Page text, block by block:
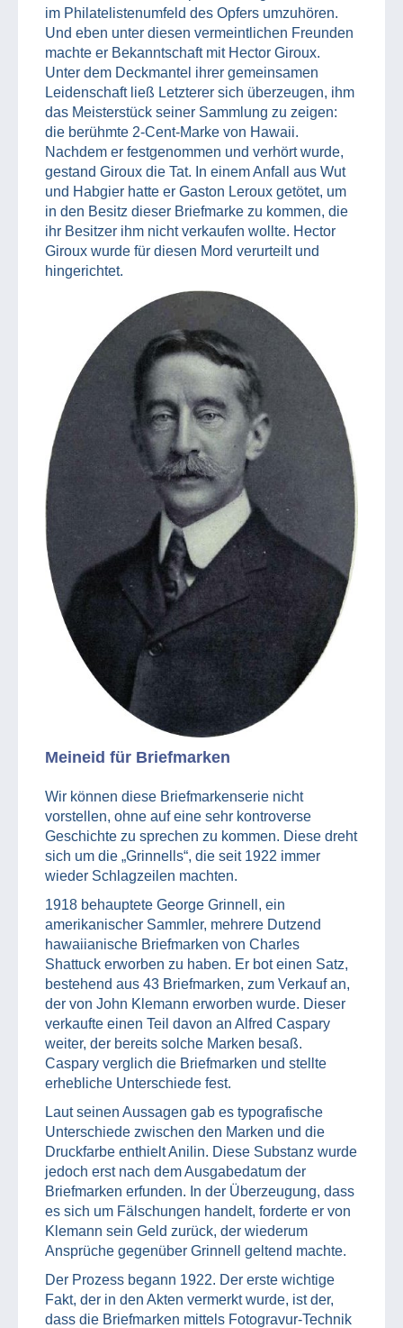
im Philatelistenumfeld des Opfers umzuhören.
Und eben unter diesen vermeintlichen Freunden
machte er Bekanntschaft mit Hector Giroux.
Unter dem Deckmantel ihrer gemeinsamen
Leidenschaft ließ Letzterer sich überzeugen, ihm
das Meisterstück seiner Sammlung zu zeigen:
die berühmte 2-Cent-Marke von Hawaii.
Nachdem er festgenommen und verhört wurde,
gestand Giroux die Tat. In einem Anfall aus Wut
und Habgier hatte er Gaston Leroux getötet, um
in den Besitz dieser Briefmarke zu kommen, die
ihr Besitzer ihm nicht verkaufen wollte. Hector
Giroux wurde für diesen Mord verurteilt und
hingerichtet.
Meineid für Briefmarken
Wir können diese Briefmarkenserie nicht
vorstellen, ohne auf eine sehr kontroverse
Geschichte zu sprechen zu kommen. Diese dreht
sich um die „Grinnells“, die seit 1922 immer
wieder Schlagzeilen machten.
1918 behauptete George Grinnell, ein
amerikanischer Sammler, mehrere Dutzend
hawaiianische Briefmarken von Charles
Shattuck erworben zu haben. Er bot einen Satz,
bestehend aus 43 Briefmarken, zum Verkauf an,
der von John Klemann erworben wurde. Dieser
verkaufte einen Teil davon an Alfred Caspary
weiter, der bereits solche Marken besaß.
Caspary verglich die Briefmarken und stellte
erhebliche Unterschiede fest.
Laut seinen Aussagen gab es typografische
Unterschiede zwischen den Marken und die
Druckfarbe enthielt Anilin. Diese Substanz wurde
jedoch erst nach dem Ausgabedatum der
Briefmarken erfunden. In der Überzeugung, dass
es sich um Fälschungen handelt, forderte er von
Klemann sein Geld zurück, der wiederum
Ansprüche gegenüber Grinnell geltend machte.
Der Prozess begann 1922. Der erste wichtige
Fakt, der in den Akten vermerkt wurde, ist der,
dass die Briefmarken mittels Fotogravur-Technik